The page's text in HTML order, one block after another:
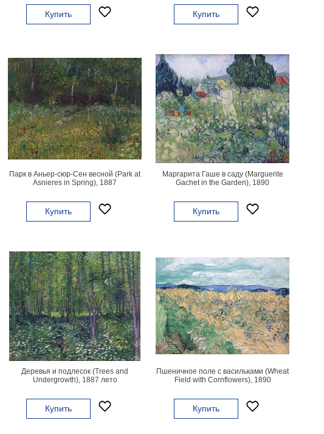
Купить Купить
Парк в Аньер-сюр-Сен весной (Park at
Asnieres in Spring), 1887
Купить
Маргарита Гаше в саду (Marguerite
Gachet in the Garden), 1890
Купить
Деревья и подлесок (Trees and
Undergrowth), 1887 лето
Купить
Пшеничное поле с васильками (Wheat
Field with Cornflowers), 1890
Купить